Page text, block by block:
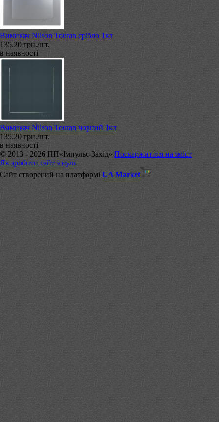
Вимикач Nilson Touran срібло 1кл
135.20 грн./шт.
в наявності
Вимикач Nilson Touran чорний 1кл
135.20 грн./шт.
в наявності
© 2013 - 2026 ПП«Імпульс-Захід» Поскаржитися на зміст
Як зробити сайт з нуля
Сайт створений на платформі UA Market